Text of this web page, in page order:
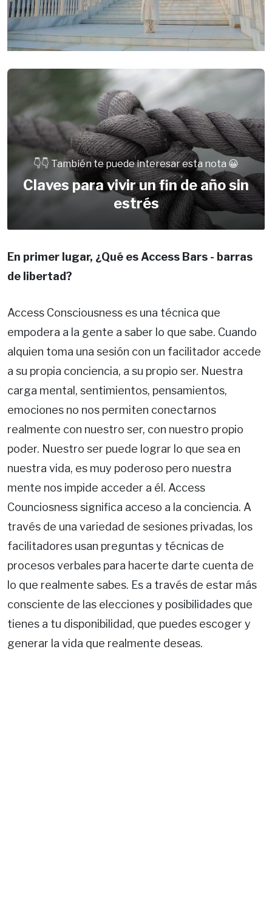
👇👇 También te puede interesar esta nota 😀
Claves para vivir un fin de año sin
estrés
En primer lugar, ¿Qué es Access Bars - barras
de libertad?
Access Consciousness es una técnica que
empodera a la gente a saber lo que sabe. Cuando
alquien toma una sesión con un facilitador accede
a su propia conciencia, a su propio ser. Nuestra
carga mental, sentimientos, pensamientos,
emociones no nos permiten conectarnos
realmente con nuestro ser, con nuestro propio
poder. Nuestro ser puede lograr lo que sea en
nuestra vida, es muy poderoso pero nuestra
mente nos impide acceder a él. Access
Counciosness significa acceso a la conciencia. A
través de una variedad de sesiones privadas, los
facilitadores usan preguntas y técnicas de
procesos verbales para hacerte darte cuenta de
lo que realmente sabes. Es a través de estar más
consciente de las elecciones y posibilidades que
tienes a tu disponibilidad, que puedes escoger y
generar la vida que realmente deseas.